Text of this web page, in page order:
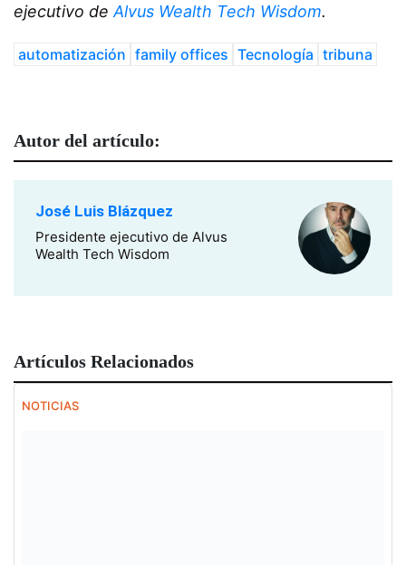
ejecutivo de Alvus Wealth Tech Wisdom.
automatización family offices Tecnología tribuna
Autor del artículo:
José Luis Blázquez
Presidente ejecutivo de Alvus
Wealth Tech Wisdom
Artículos Relacionados
NOTICIAS